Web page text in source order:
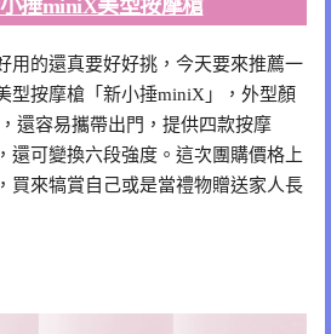
捶miniX美型按摩槍
用的還真要好好挑，今天要來推薦一
型按摩槍「新小捶miniX」，外型顏
還容易攜帶出門，提供四款按摩
還可變換六段強度。這次團購價格上
買來犒賞自己或是當禮物贈送家人長